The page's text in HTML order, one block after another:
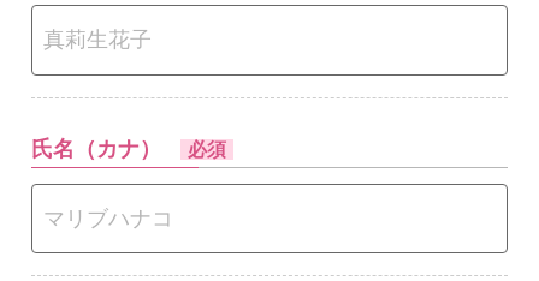
氏名（カナ） 必須